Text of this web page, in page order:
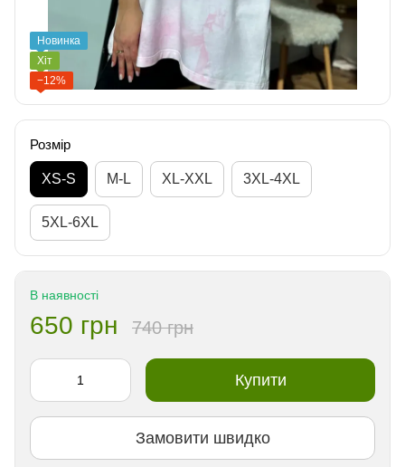
Новинка
Хіт
−12%
Розмір
XS-S M-L XL-XXL 3XL-4XL
5XL-6XL
В наявності
650 грн 740 грн
Купити
Замовити швидко